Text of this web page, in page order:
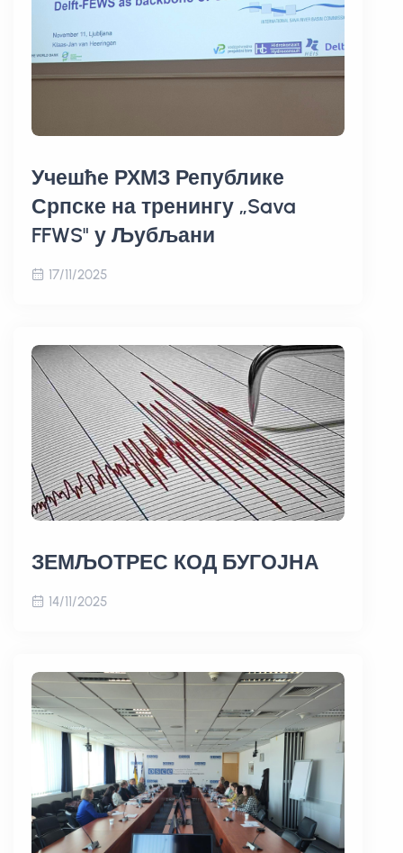
Учешће РХМЗ Републике
Српске на тренингу „Sava
FFWS" у Љубљани
17/11/2025
ЗЕМЉОТРЕС КОД БУГОЈНА
14/11/2025